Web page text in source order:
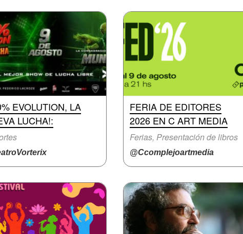
EVOLUTION, LA
LUCHA!:
FERIA DE EDITORES
2026 EN C ART MEDIA
Ferias, Presentación de libros
@Ccomplejoartmedia